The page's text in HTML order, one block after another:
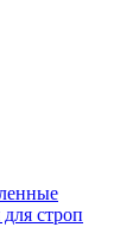
строп